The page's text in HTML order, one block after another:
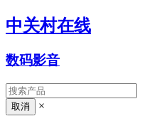
中关村在线
数码影音
×